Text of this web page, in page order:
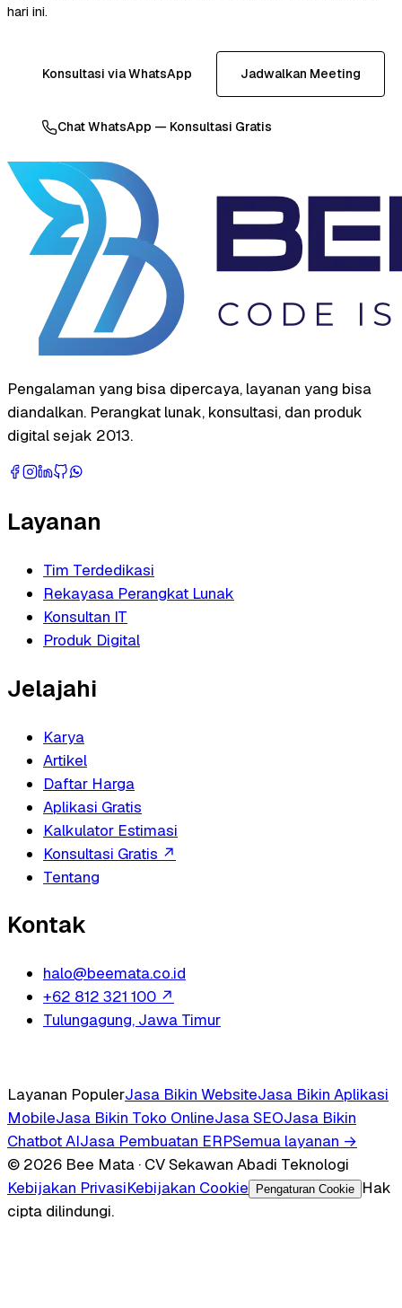
hari ini.
Konsultasi via WhatsApp Jadwalkan Meeting
Chat WhatsApp — Konsultasi Gratis
Pengalaman yang bisa dipercaya, layanan yang bisa
diandalkan. Perangkat lunak, konsultasi, dan produk
digital sejak 2013.
Layanan
Tim Terdedikasi
Rekayasa Perangkat Lunak
Konsultan IT
Produk Digital
Jelajahi
Karya
Artikel
Daftar Harga
Aplikasi Gratis
Kalkulator Estimasi
Konsultasi Gratis ↗
Tentang
Kontak
halo@beemata.co.id
+62 812 321 100 ↗
Tulungagung, Jawa Timur
Layanan PopulerJasa Bikin WebsiteJasa Bikin Aplikasi
MobileJasa Bikin Toko OnlineJasa SEOJasa Bikin
Chatbot AIJasa Pembuatan ERPSemua layanan →
© 2026 Bee Mata · CV Sekawan Abadi Teknologi
Kebijakan PrivasiKebijakan Cookie Pengaturan Cookie
Hak
cipta dilindungi.